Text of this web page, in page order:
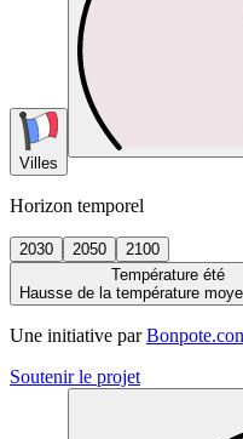
Villes
Horizon temporel
2030 2050
2100
Température été
Hausse de la température
Une initiative par
Soutenir le projet